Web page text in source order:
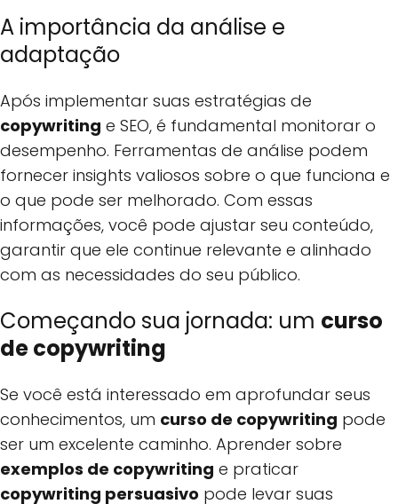
A importância da análise e
adaptação
Após implementar suas estratégias de
copywriting e SEO, é fundamental monitorar o
desempenho. Ferramentas de análise podem
fornecer insights valiosos sobre o que funciona e
o que pode ser melhorado. Com essas
informações, você pode ajustar seu conteúdo,
garantir que ele continue relevante e alinhado
com as necessidades do seu público.
Começando sua jornada: um curso
de copywriting
Se você está interessado em aprofundar seus
conhecimentos, um curso de copywriting pode
ser um excelente caminho. Aprender sobre
exemplos de copywriting e praticar
copywriting persuasivo pode levar suas